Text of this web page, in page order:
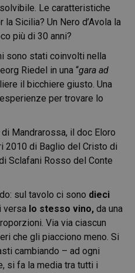
Le caratteristiche
Sicilia? Un Nero d’Avola la
più di 30 anni?
sono stati coinvolti nella
Riedel in una “gara ad
il bicchiere giusto. Una
per trovare lo
Mandrarossa, il doc Eloro
2010 di Baglio del Cristo di
Sclafani Rosso del Conte
sul tavolo ci sono dieci
versa lo stesso vino, da una
Via via ciascun
che gli piacciono meno. Si
cambiando – ad ogni
si fa la media tra tutti i